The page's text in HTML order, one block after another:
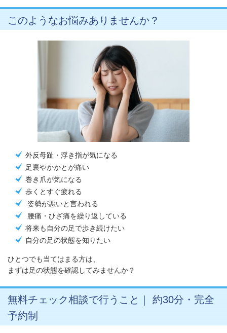
このようなお悩みありませんか？
外反母趾・浮き指が気になる
足裏やかかとが痛い
巻き爪が気になる
歩くとすぐ疲れる
姿勢が悪いと言われる
腰痛・ひざ痛を繰り返している
将来も自分の足で歩き続けたい
自分の足の状態を知りたい
ひとつでも当てはまる方は、
まずは足の状態を確認してみませんか？
無料チェック相談で行うこと｜ 約30分・完全
予約制